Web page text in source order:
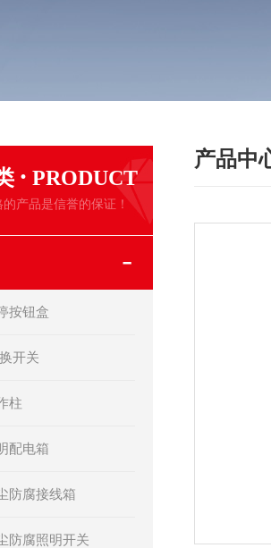
· PRODUCT
产品是信誉的保证！
按钮盒
开关
柱
配电箱
防腐接线箱
防腐照明开关
产品中